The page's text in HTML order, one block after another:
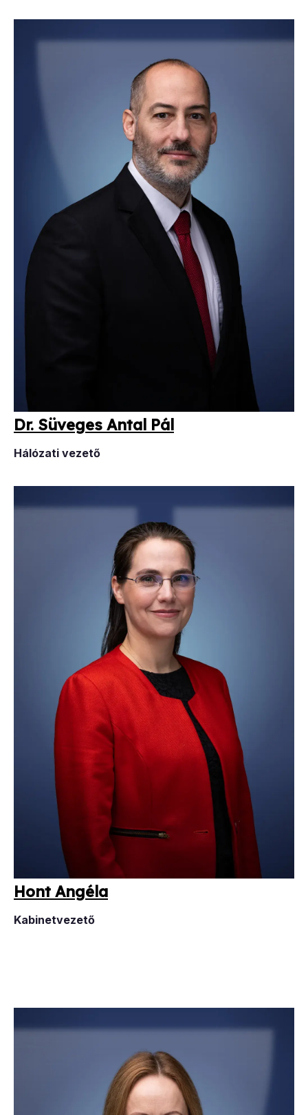
Dr. Sü­ve­ges An­tal Pál
Hálózati vezető
Hont An­gé­la
Kabinetvezető